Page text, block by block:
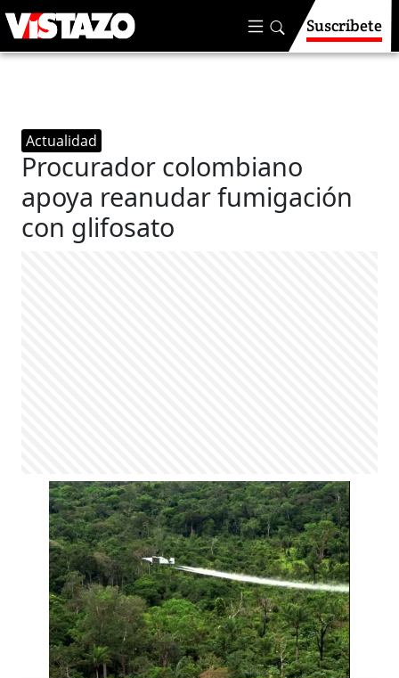
Suscríbete
Actualidad
Procurador colombiano
apoya reanudar fumigación
con glifosato